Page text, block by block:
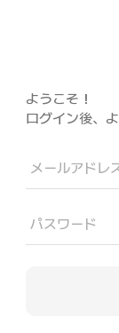
ようこそ！
ログイン後、
メールアドレ
パスワード